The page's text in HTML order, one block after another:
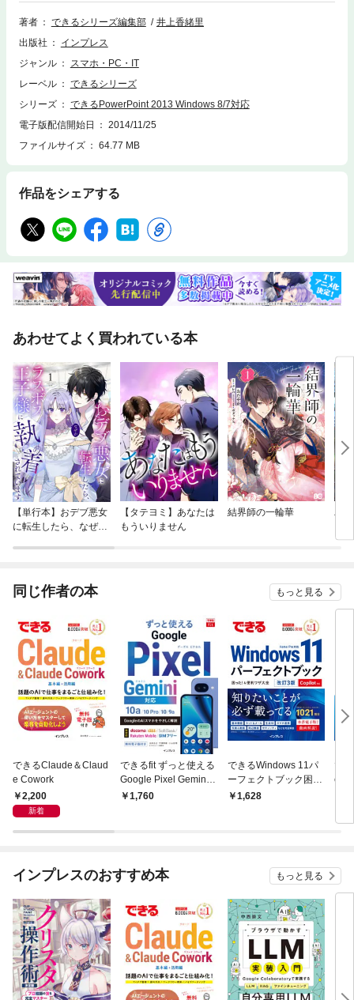
示を拡大したり、次のスライドやメモを確認したりできる「発表者ツー
ル」について大きな画面と詳しい手順で紹介。内容と見栄えにこだわり抜
プレゼンテーションができるようになる。
著者 できるシリーズ編集部
井上香緒里
出版社
インプレス
ジャンル
スマホ・PC・IT
レーベル
できるシリーズ
シリーズ
できるPowerPoint 2013 Windows 8/7対応
電子版配信開始日
2014/11/25
ファイルサイズ
64.77 MB
作品をシェアする
あわせてよく買われている本
【単行本】おデブ悪女
に転生したら、なぜか
【タテヨミ】あなたは
もういりません
結界師の一輪華
バ
今
同じ作者の本 もっと見る
できるClaude＆Claud
e Cowork
2,200
新着
できるfit ずっと使える
Google Pixel Gemini
対応 10a/10 Pro/10/9a
1,760
できるWindows 11パ
ーフェクトブック困っ
た！＆便利ワザ大全 改
1,628
で
e
インプレスのおすすめ本 もっと見る